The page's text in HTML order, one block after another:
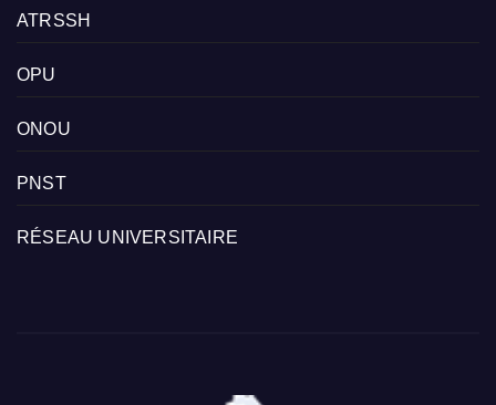
ATRSSH
OPU
ONOU
PNST
RÉSEAU UNIVERSITAIRE